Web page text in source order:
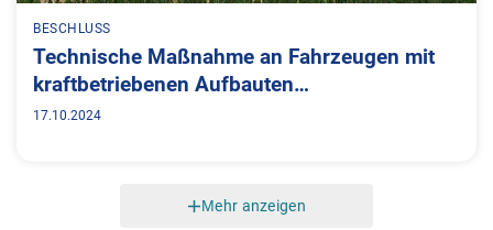
BESCHLUSS
Technische Maßnahme an Fahrzeugen mit
kraftbetriebenen Aufbauten…
17.10.2024
Мehr anzeigen